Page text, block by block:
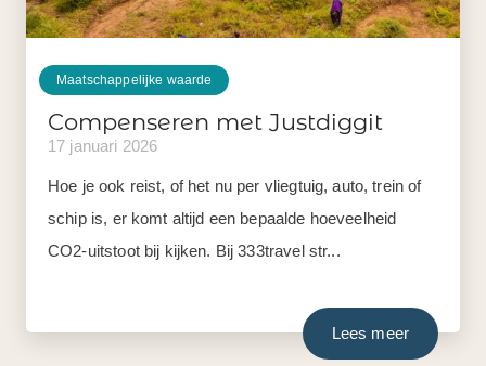
Maatschappelijke waarde
Compenseren met Justdiggit
17 januari 2026
Hoe je ook reist, of het nu per vliegtuig, auto, trein of
schip is, er komt altijd een bepaalde hoeveelheid
CO2-uitstoot bij kijken. Bij 333travel str...
Lees meer